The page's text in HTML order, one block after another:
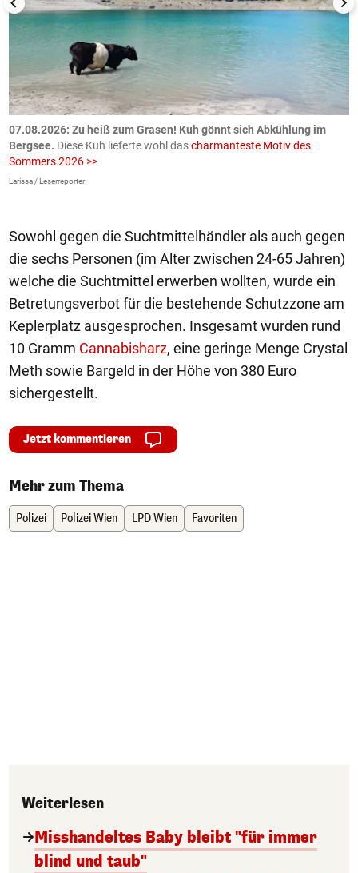
07.08.2026: Zu heiß zum Grasen! Kuh gönnt sich Abkühlung im
Bergsee. Diese Kuh lieferte wohl dascharmanteste Motiv des
Sommers 2026 >>
Larissa / Leserreporter
Sowohl gegen die Suchtmittelhändler als auch gegen
die sechs Personen (im Alter zwischen 24-65 Jahren)
welche die Suchtmittel erwerben wollten, wurde ein
Betretungsverbot für die bestehende Schutzzone am
Keplerplatz ausgesprochen. Insgesamt wurden rund
10 Gramm Cannabisharz, eine geringe Menge Crystal
Meth sowie Bargeld in der Höhe von 380 Euro
sichergestellt.
Jetzt kommentieren
Mehr zum Thema
Polizei Polizei Wien LPD Wien Favoriten
Weiterlesen
Misshandeltes Baby bleibt "für immer
blind und taub"